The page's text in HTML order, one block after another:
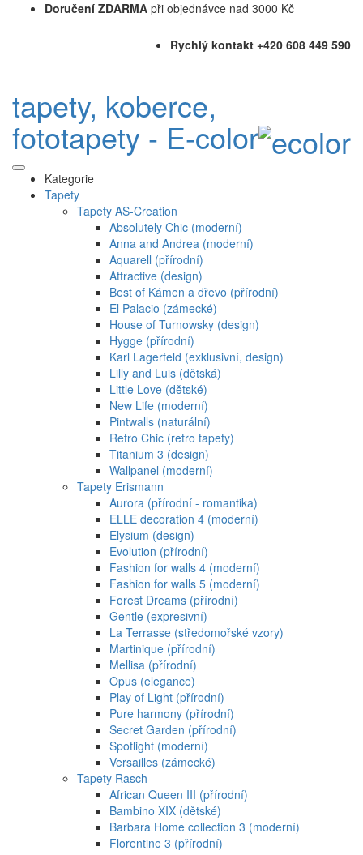
Doručení ZDARMA při objednávce nad 3000 Kč
Rychlý kontakt +420 608 449 590
tapety, koberce,
fototapety - E-color
Kategorie
Tapety
Tapety AS-Creation
Absolutely Chic (moderní)
Anna and Andrea (moderní)
Aquarell (přírodní)
Attractive (design)
Best of Kámen a dřevo (přírodní)
El Palacio (zámecké)
House of Turnowsky (design)
Hygge (přírodní)
Karl Lagerfeld (exklusivní, design)
Lilly and Luis (dětská)
Little Love (dětské)
New Life (moderní)
Pintwalls (naturální)
Retro Chic (retro tapety)
Titanium 3 (design)
Wallpanel (moderní)
Tapety Erismann
Aurora (přírodní - romantika)
ELLE decoration 4 (moderní)
Elysium (design)
Evolution (přírodní)
Fashion for walls 4 (moderní)
Fashion for walls 5 (moderní)
Forest Dreams (přírodní)
Gentle (expresivní)
La Terrasse (středomořské vzory)
Martinique (přírodní)
Mellisa (přírodní)
Opus (elegance)
Play of Light (přírodní)
Pure harmony (přírodní)
Secret Garden (přírodní)
Spotlight (moderní)
Versailles (zámecké)
Tapety Rasch
African Queen III (přírodní)
Bambino XIX (dětské)
Barbara Home collection 3 (moderní)
Florentine 3 (přírodní)